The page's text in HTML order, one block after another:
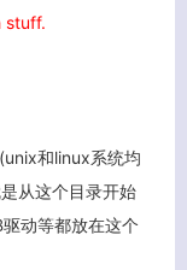
stuff.
和linux系统均
从这个目录开始
动等都放在这个